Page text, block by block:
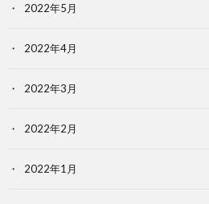
2022年5月
2022年4月
2022年3月
2022年2月
2022年1月